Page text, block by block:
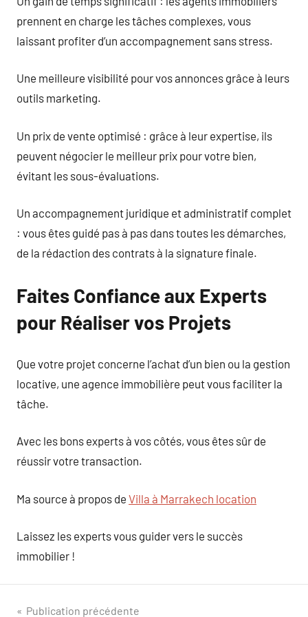
prennent en charge les tâches complexes, vous
laissant profiter d’un accompagnement sans stress.
Une meilleure visibilité pour vos annonces grâce à leurs
outils marketing.
Un prix de vente optimisé : grâce à leur expertise, ils
peuvent négocier le meilleur prix pour votre bien,
évitant les sous-évaluations.
Un accompagnement juridique et administratif complet
: vous êtes guidé pas à pas dans toutes les démarches,
de la rédaction des contrats à la signature finale.
Faites Confiance aux Experts
pour Réaliser vos Projets
Que votre projet concerne l’achat d’un bien ou la gestion
locative, une agence immobilière peut vous faciliter la
tâche.
Avec les bons experts à vos côtés, vous êtes sûr de
réussir votre transaction.
Ma source à propos de Villa à Marrakech location
Laissez les experts vous guider vers le succès
immobilier !
Publication précédente